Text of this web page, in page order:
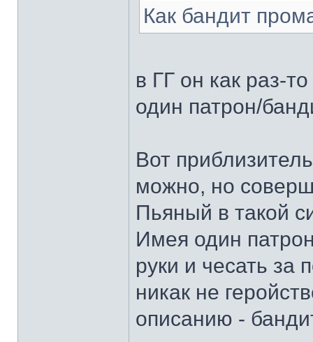
Как бандит
в ГГ он как раз-
один патрон/
Вот
можно, но
Пьяный в такой
Имея один
руки и чесать
никак не
описанию -